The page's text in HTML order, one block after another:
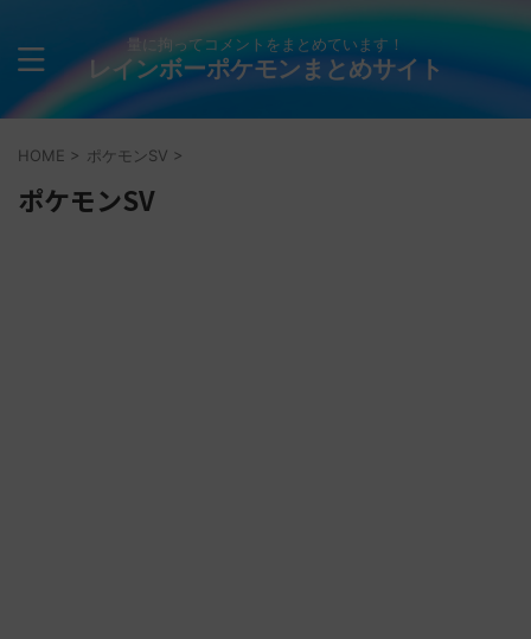
量に拘ってコメントをまとめています！
レインボーポケモンまとめサイト
HOME > ポケモンSV >
ポケモンSV